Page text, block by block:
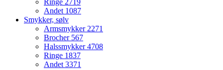
Ringe 2719
Andet 1087
Smykker, sølv
Armsmykker 2271
Brocher 567
Halssmykker4708
Ringe 1837
Andet 3371